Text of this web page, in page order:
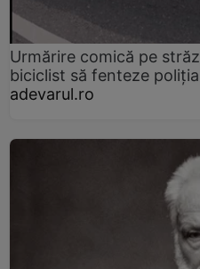
Urmărire comică pe
biciclist să fenteze
adevarul.ro